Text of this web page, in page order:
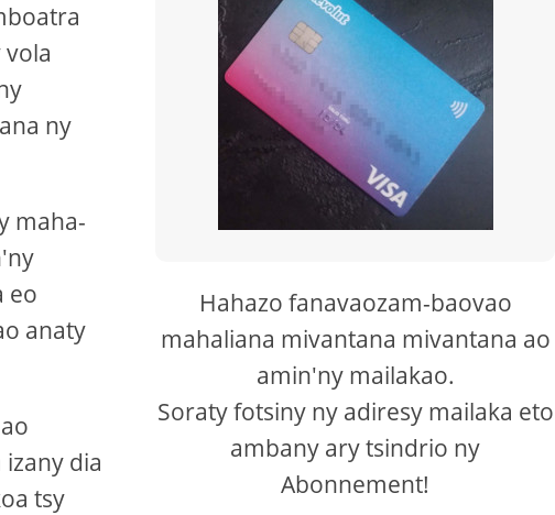
ny
maha-
eo
anaty
dia
tsy
Hahazo fanavaozam-baovao
mahaliana mivantana mivantana ao
amin'ny mailakao.
Soraty fotsiny ny adiresy mailaka eto
ambany ary tsindrio ny
Abonnement!